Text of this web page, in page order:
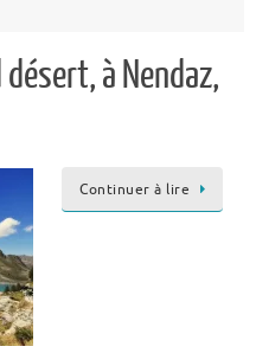
à Nendaz,
Continuer à lire